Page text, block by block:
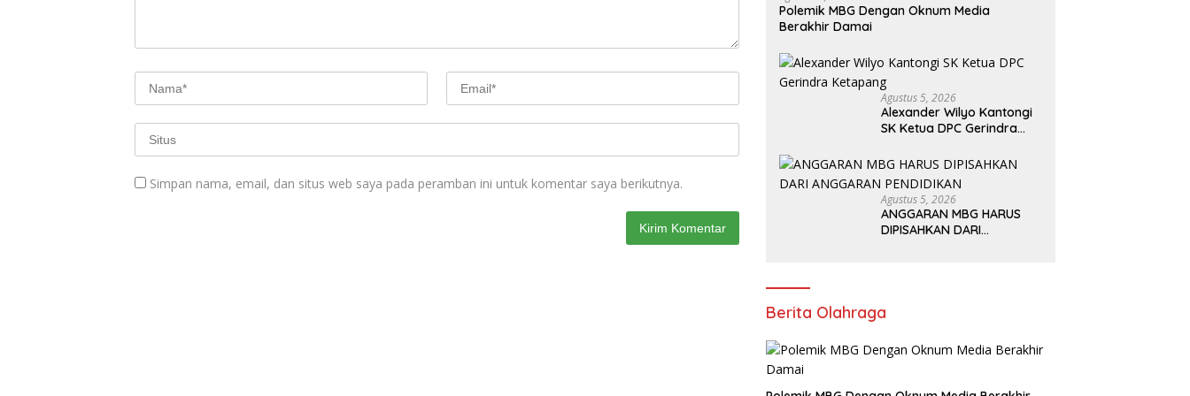
Simpan nama, email, dan situs web saya pada peramban ini untuk komentar saya berikutnya.
Polemik MBG Dengan Oknum Media
Berakhir Damai
Agustus 5, 2026
Alexander Wilyo Kantongi
SK Ketua DPC Gerindra
Agustus 5, 2026
ANGGARAN MBG HARUS
DIPISAHKAN DARI
Berita Olahraga